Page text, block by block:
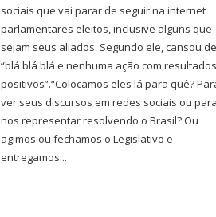
sociais que vai parar de seguir na internet
parlamentares eleitos, inclusive alguns que
sejam seus aliados. Segundo ele, cansou
“blá blá blá e nenhuma ação com
positivos”.“Colocamos eles lá para quê?
ver seus discursos em redes sociais ou
nos representar resolvendo o Brasil? Ou
agimos ou fechamos o Legislativo e
entregamos...